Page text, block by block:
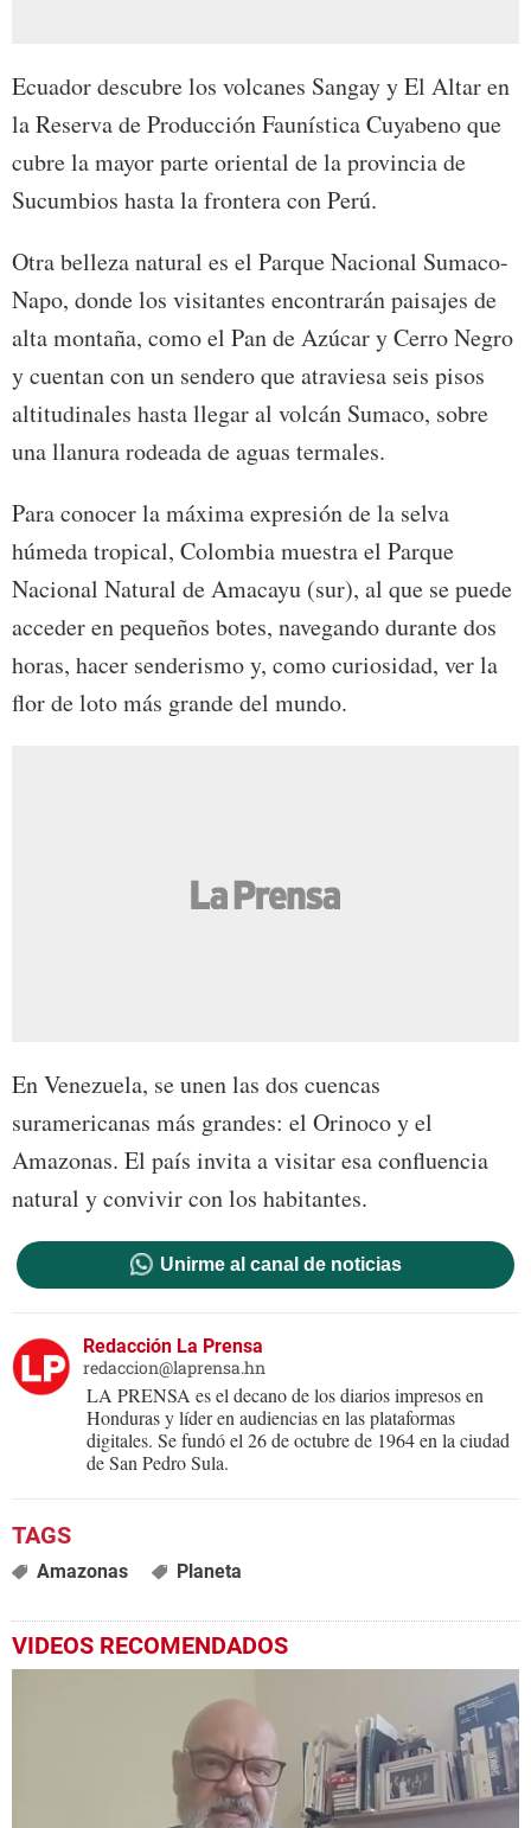
Ecuador descubre los volcanes Sangay y El Altar en
la Reserva de Producción Faunística Cuyabeno que
cubre la mayor parte oriental de la provincia de
Sucumbios hasta la frontera con Perú.
Otra belleza natural es el Parque Nacional Sumaco-
Napo, donde los visitantes encontrarán paisajes de
alta montaña, como el Pan de Azúcar y Cerro Negro
y cuentan con un sendero que atraviesa seis pisos
altitudinales hasta llegar al volcán Sumaco, sobre
una llanura rodeada de aguas termales.
Para conocer la máxima expresión de la selva
húmeda tropical, Colombia muestra el Parque
Nacional Natural de Amacayu (sur), al que se puede
acceder en pequeños botes, navegando durante dos
horas, hacer senderismo y, como curiosidad, ver la
flor de loto más grande del mundo.
En Venezuela, se unen las dos cuencas
suramericanas más grandes: el Orinoco y el
Amazonas. El país invita a visitar esa confluencia
natural y convivir con los habitantes.
Unirme al canal de noticias
Redacción La Prensa
redaccion@laprensa.hn
LA PRENSA es el decano de los diarios impresos en
Honduras y líder en audiencias en las plataformas
digitales. Se fundó el 26 de octubre de 1964 en la ciudad
de San Pedro Sula.
Amazonas Planeta
VIDEOS RECOMENDADOS